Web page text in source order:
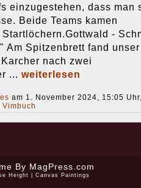
einzugestehen, dass man
Beide Teams kamen
-
Am Spitzenbrett fand unser
nach zwei
... weiterlesen
am 1. November 2024, 15:05
Vimbuch
By MagPress.com
Height Canvas Paintings